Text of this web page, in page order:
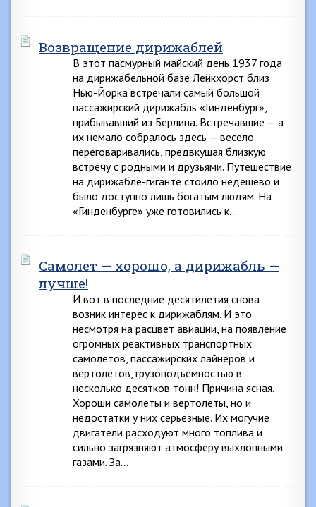
Возвращение дирижаблей
В этот пасмурный майский день 1937 года
на дирижабельной базе Лейкхорст близ
Нью-Йорка встречали самый большой
пассажирский дирижабль «Гинденбург»,
прибывавший из Берлина. Встречавшие — а
их немало собралось здесь — весело
переговаривались, предвкушая близкую
встречу с родными и друзьями. Путешествие
на дирижабле-гиганте стоило недешево и
было доступно лишь богатым людям. На
«Гинденбурге» уже готовились к…
Самолет — хорошо, а дирижабль —
лучше!
И вот в последние десятилетия снова
возник интерес к дирижаблям. И это
несмотря на расцвет авиации, на появление
огромных реактивных транспортных
самолетов, пассажирских лайнеров и
вертолетов, грузоподъемностью в
несколько десятков тонн! Причина ясная.
Хороши самолеты и вертолеты, но и
недостатки у них серьезные. Их могучие
двигатели расходуют много топлива и
сильно загрязняют атмосферу выхлопными
газами. За…